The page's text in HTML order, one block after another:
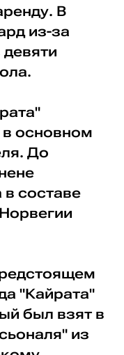
В
из-за
в основном
До
составе
"Кайрата"
был взят в
из